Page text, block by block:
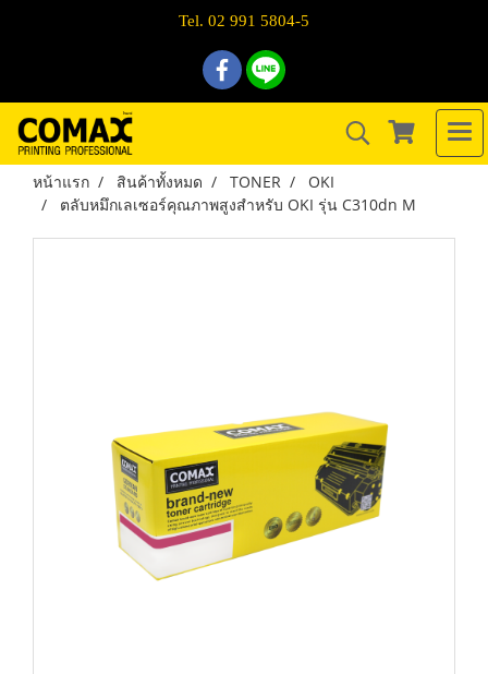
Tel. 02 991 5804-5
หน้าแรก สินค้าทั้งหมด TONER
OKI
ตลับหมึกเลเซอร์คุณภาพสูงสำหรับ OKI รุ่น C310dn M